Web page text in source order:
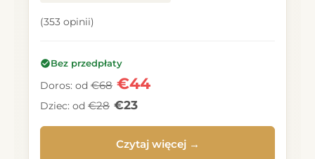
(353 opinii)
Bez przedpłaty
Doros: od €68 €44
Dziec: od €28 €23
Czytaj więcej →